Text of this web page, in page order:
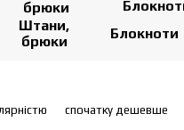
Штани,
брюки
Блокноти
спочатку дешевше